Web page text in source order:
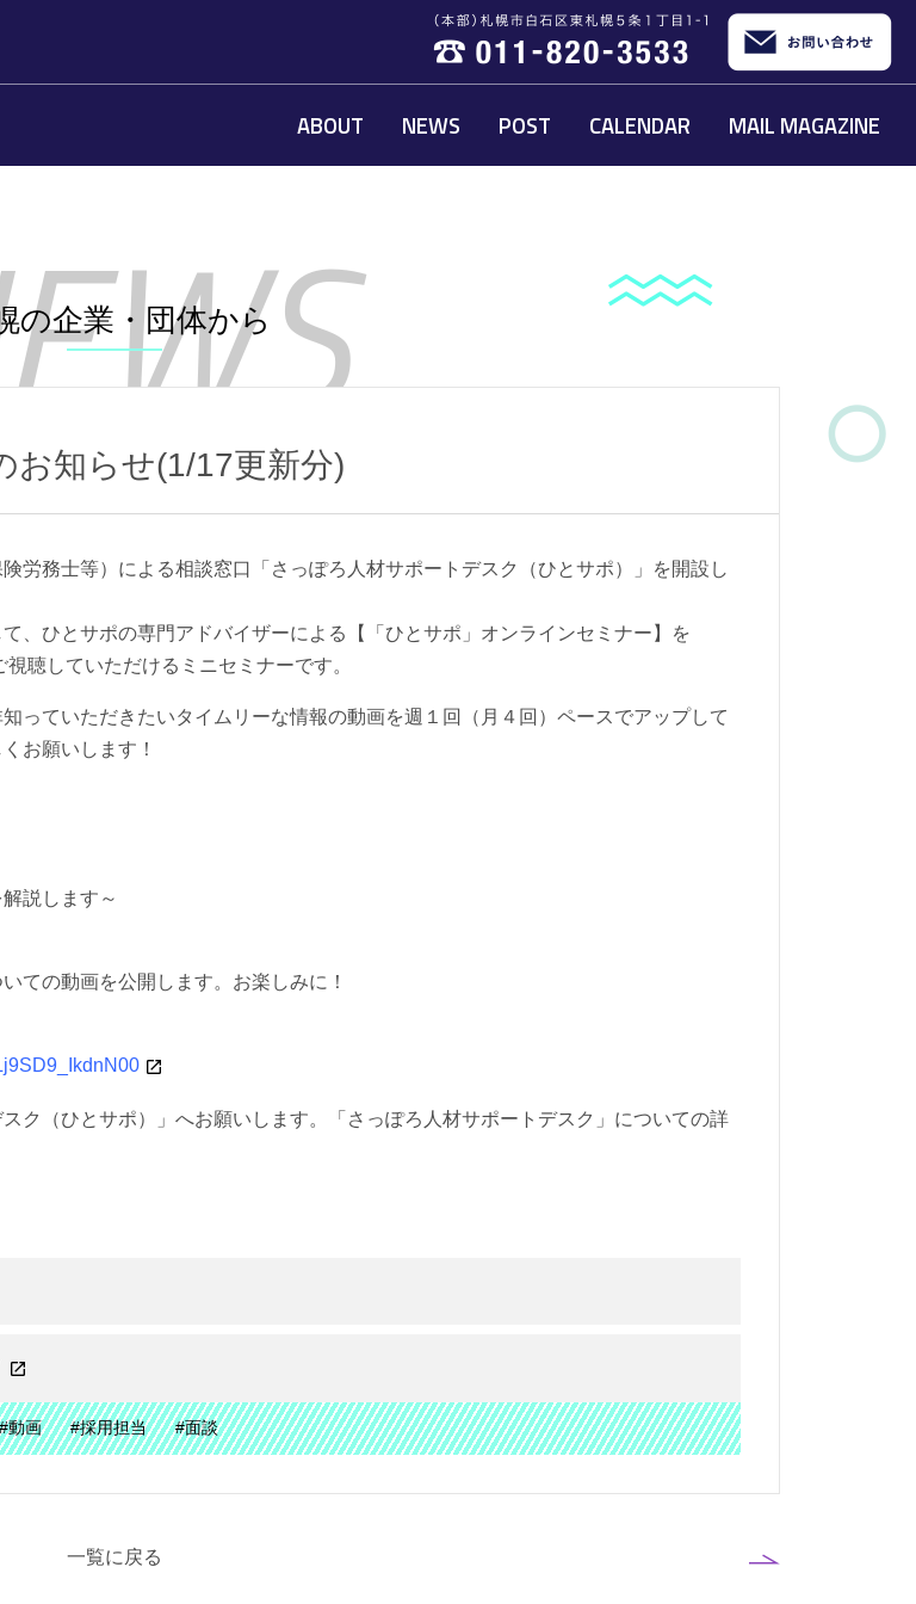
ABOUT NEWS POST CALENDAR MAIL MAGAZINE
の企業・団体から
お知らせ(1/17更新分)
労務士等）による相談窓口「さっぽろ人材サポートデスク（ひとサポ）」を開設し
、ひとサポの専門アドバイザーによる【「ひとサポ」オンラインセミナー】を
聴していただけるミニセミナーです。
っていただきたいタイムリーな情報の動画を週１回（月４回）ペースでアップして
お願いします！
説します～
ての動画を公開します。お楽しみに！
ク（ひとサポ）」へお願いします。「さっぽろ人材サポートデスク」についての詳
#動画 #採用担当 #面談
一覧に戻る